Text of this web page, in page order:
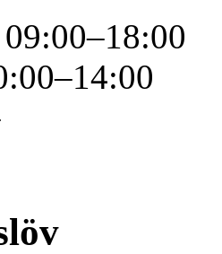
09:00–18:00